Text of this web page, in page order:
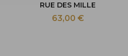
RUE DES MILLE
63,00 €